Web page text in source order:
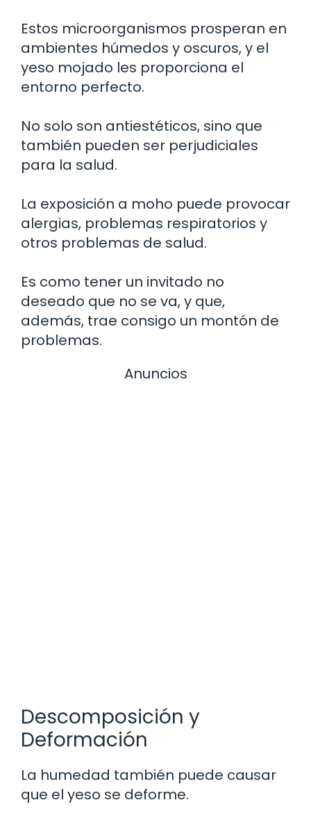
Estos microorganismos prosperan en
ambientes húmedos y oscuros, y el
yeso mojado les proporciona el
entorno perfecto.
No solo son antiestéticos, sino que
también pueden ser perjudiciales
para la salud.
La exposición a moho puede provocar
alergias, problemas respiratorios y
otros problemas de salud.
Es como tener un invitado no
deseado que no se va, y que,
además, trae consigo un montón de
problemas.
Anuncios
Descomposición y
Deformación
La humedad también puede causar
que el yeso se deforme.